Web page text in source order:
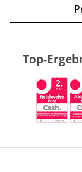
Top-